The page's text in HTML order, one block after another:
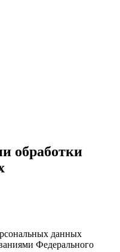
обработки
данных
Федерального